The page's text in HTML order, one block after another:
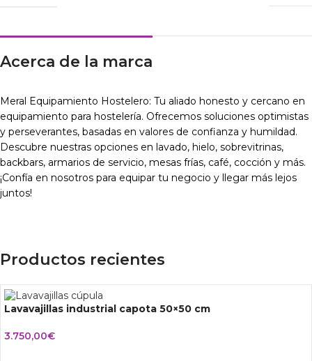
Acerca de la marca
Meral Equipamiento Hostelero: Tu aliado honesto y cercano en
equipamiento para hostelería. Ofrecemos soluciones optimistas
y perseverantes, basadas en valores de confianza y humildad.
Descubre nuestras opciones en lavado, hielo, sobrevitrinas,
backbars, armarios de servicio, mesas frías, café, cocción y más.
¡Confía en nosotros para equipar tu negocio y llegar más lejos
juntos!
Productos recientes
Lavavajillas industrial capota 50×50 cm
3.750,00€